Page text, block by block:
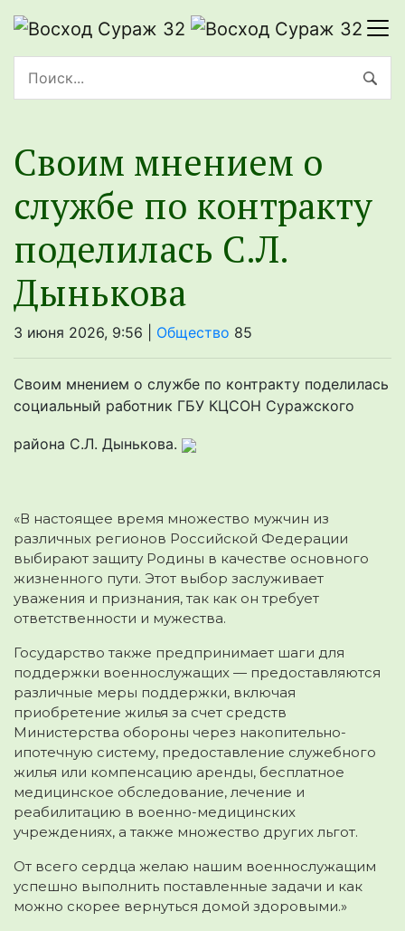
Своим мнением о
службе по контракту
поделилась С.Л.
Дынькова
3 июня 2026, 9:56 | Общество 85
Своим мнением о службе по контракту поделилась
социальный работник ГБУ КЦСОН Суражского
района С.Л. Дынькова.
«В настоящее время множество мужчин из
различных регионов Российской Федерации
выбирают защиту Родины в качестве основного
жизненного пути. Этот выбор заслуживает
уважения и признания, так как он требует
ответственности и мужества.
Государство также предпринимает шаги для
поддержки военнослужащих — предоставляются
различные меры поддержки, включая
приобретение жилья за счет средств
Министерства обороны через накопительно-
ипотечную систему, предоставление служебного
жилья или компенсацию аренды, бесплатное
медицинское обследование, лечение и
реабилитацию в военно-медицинских
учреждениях, а также множество других льгот.
От всего сердца желаю нашим военнослужащим
успешно выполнить поставленные задачи и как
можно скорее вернуться домой здоровыми.»